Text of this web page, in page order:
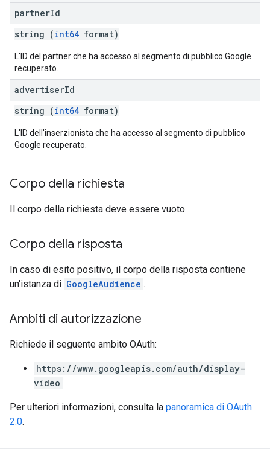
partnerId
string (int64 format)
L'ID del partner che ha accesso al segmento di pubblico Google
recuperato.
advertiserId
string (int64 format)
L'ID dell'inserzionista che ha accesso al segmento di pubblico
Google recuperato.
Corpo della richiesta
Il corpo della richiesta deve essere vuoto.
Corpo della risposta
In caso di esito positivo, il corpo della risposta contiene
un'istanza di GoogleAudience .
Ambiti di autorizzazione
Richiede il seguente ambito OAuth:
https://www.googleapis.com/auth/display-
video
Per ulteriori informazioni, consulta la panoramica di OAuth
2.0.